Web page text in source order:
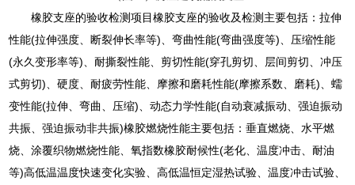
橡胶支座的验收检测项目橡胶支座的验收及检测主要包括：拉伸
性能(拉伸强度、断裂伸长率等)、弯曲性能(弯曲强度等)、压缩性能
(永久变形率等)、耐撕裂性能、剪切性能(穿孔剪切、层间剪切、冲压
式剪切)、硬度、耐疲劳性能、摩擦和磨耗性能(摩擦系数、磨耗)、蠕
变性能(拉伸、弯曲、压缩)、动态力学性能(自动衰减振动、强迫振动
共振、强迫振动非共振)橡胶燃烧性能主要包括：垂直燃烧、水平燃
烧、涂覆织物燃烧性能、氧指数橡胶耐候性(老化、温度冲击、耐油
等)高低温温度快速变化实验、高低温恒定湿热试验、温度冲击试验、